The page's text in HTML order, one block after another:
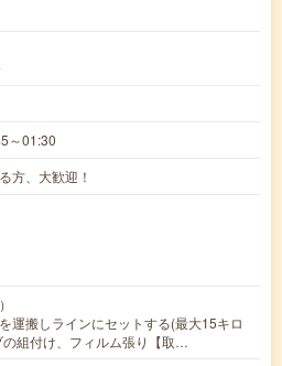
～01:30
方、大歓迎！
運搬しラインにセットする(最大15キロ
組付け、フィルム張り【取…